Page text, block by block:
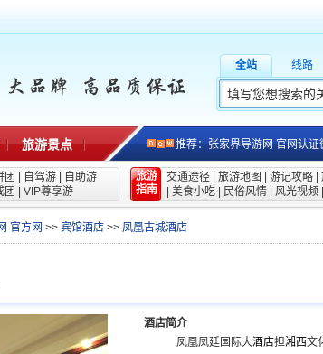
全站 线路
旅游景点 推荐：张家界导游网 官网认证
团 自驾游
自助游
团
VIP尊享游
旅游
指南
交通途径 旅游地图 游记攻略
美食小吃 民俗风情 风光视频
官方网 >> 宾馆酒店 >> 凤凰古城酒店
酒店简介
凤凰凤廷国际大酒店担湘西文